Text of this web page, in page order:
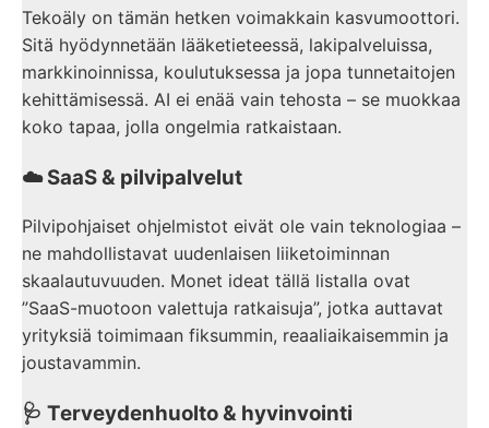
Tekoäly on tämän hetken voimakkain kasvumoottori.
Sitä hyödynnetään lääketieteessä, lakipalveluissa,
markkinoinnissa, koulutuksessa ja jopa tunnetaitojen
kehittämisessä. AI ei enää vain tehosta – se muokkaa
koko tapaa, jolla ongelmia ratkaistaan.
☁️ SaaS & pilvipalvelut
Pilvipohjaiset ohjelmistot eivät ole vain teknologiaa –
ne mahdollistavat uudenlaisen liiketoiminnan
skaalautuvuuden. Monet ideat tällä listalla ovat
”SaaS-muotoon valettuja ratkaisuja”, jotka auttavat
yrityksiä toimimaan fiksummin, reaaliaikaisemmin ja
joustavammin.
🩺 Terveydenhuolto & hyvinvointi